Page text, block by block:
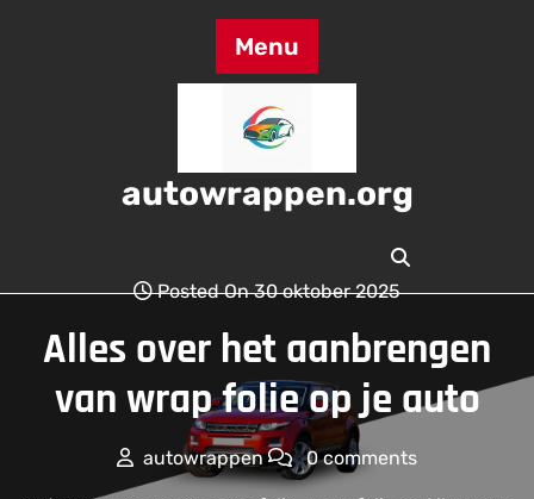
Menu
autowrappen.org
Posted On 30 oktober 2025
Alles over het aanbrengen
van wrap folie op je auto
autowrappen 0 comments